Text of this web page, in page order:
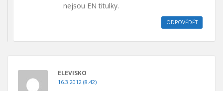
nejsou EN titulky.
ODPOVĚDĚT
ELEVISKO
16.3.2012 (8.42)